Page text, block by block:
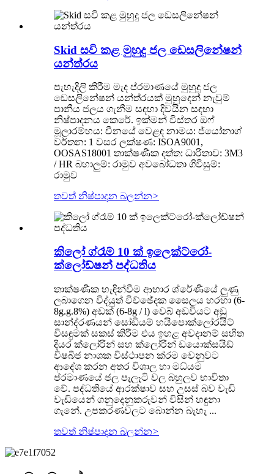
Skid සවි කළ මුහුදු ජල ඩෙසලිනේෂන්
යන්ත්රය
පැහැදිලි කිරීම මැද ප්රමාණයේ මුහුදු ජල
ඩෙසලිනේෂන් යන්ත්රයක් මුහුදෙන් නැවුම්
පානීය ජලය ගැනීම සඳහා දිවයින සඳහා
නිෂ්පාදනය කෙරේ. ඉක්මන් විස්තර ඔෆ්
මූලාරම්භය: චීනයේ වෙළඳ නාමය: ජ්යෝනාග්
වර්තන: 1 වසර ලක්ෂණ: ISOA9001,
OOSAS18001 තාක්ෂණික දත්ත: ධාරිතාව: 3M3
/ HR බහාලුම්: රාමුව අවබෝධතා ගිවිසුම්:
රාමුව
තවත් නිෂ්පාදන බලන්න>
කිලෝ ග්රෑම් 10 ක් ඉලෙක්ට්රෝ-
ක්ලෝඩ්ෂන් පද්ධතිය
තාක්ෂණික හැඳින්වීම ආහාර ශ්රේණියේ ලුණු
ලබාගෙන විද්යුත් විච්ඡේදක සෛලය හරහා (6-
8g.g.8%) අඩක් (6-8g / l) වෙබ් අඩවියට අඩු
සාන්ද්රණයන් සෝඩියම් හයිපොක්ලෝරයිට්
විසඳුමක් සකස් කිරීම එය ඉහළ අවදානම් සහිත
දියර ක්ලෝරීන් සහ ක්ලෝරීන් ඩයොක්සයිඩ්
විෂබීජ නාශක විස්ථාපන ක්රම වෙනුවට
ආදේශ කරන අතර විශාල හා මධ්යම
ප්රමාණයේ ජල පැලෑටි වල බහුලව භාවිතා
වේ. පද්ධතියේ ආරක්ෂාව සහ උසස් බව වැඩි
වැඩියෙන් ගනුදෙනුකරුවන් විසින් හඳුනා
ගැනේ. උපකරණවලට බොන්න බැහැ ...
තවත් නිෂ්පාදන බලන්න>